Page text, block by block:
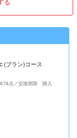
ブラン)コース
点／交換期限 購入